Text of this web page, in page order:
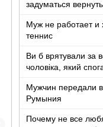
задуматься
Муж не работает и
теннис
Ви б врятували за
чоловіка, який
Мужчин передали
Румыния
Почему не все